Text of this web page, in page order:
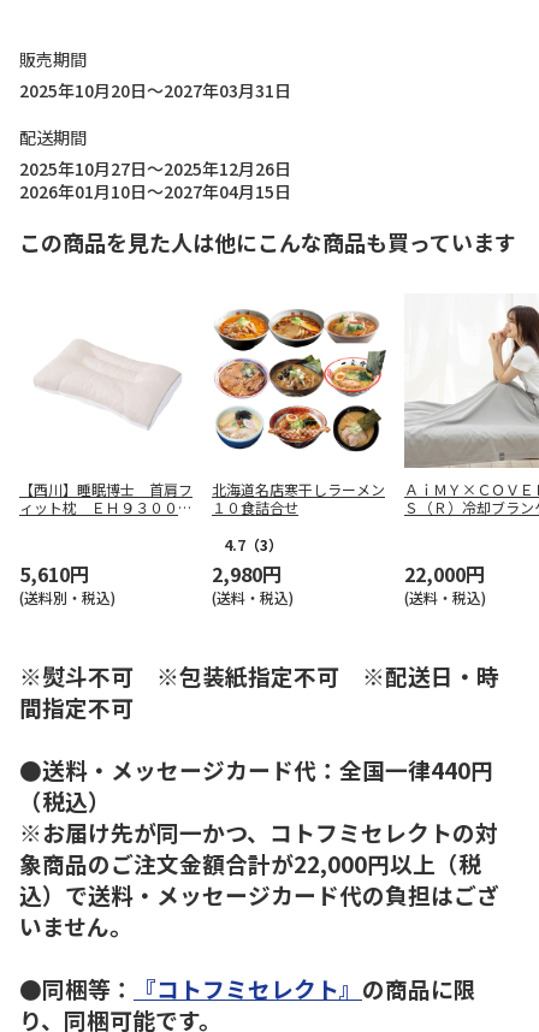
販売期間
2025年10月20日～2027年03月31日
配送期間
2025年10月27日～2025年12月26日
2026年01月10日～2027年04月15日
この商品を見た人は他にこんな商品も買っています
【西川】睡眠博士 首肩フ
ィット枕 ＥＨ９３００９
5,610円
(送料別・税込)
北海道名店寒干しラーメン
１０食詰合せ
4.7 （3）
2,980円
(送料・税込)
ＡｉＭＹ×ＣＯＶＥ
Ｓ（Ｒ）冷却ブラン
22,000円
(送料・税込)
※熨斗不可 ※包装紙指定不可 ※配送日・時
間指定不可
●送料・メッセージカード代：全国一律440円
（税込）
※お届け先が同一かつ、コトフミセレクトの対
象商品のご注文金額合計が22,000円以上（税
込）で送料・メッセージカード代の負担はござ
いません。
●同梱等：
『コトフミセレクト』 の商品に限
り、同梱可能です。